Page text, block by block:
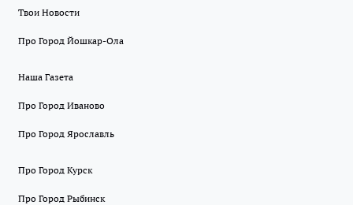
Твои Новости
Про Город Йошкар-Ола
Наша Газета
Про Город Иваново
Про Город Ярославль
Про Город Курск
Про Город Рыбинск